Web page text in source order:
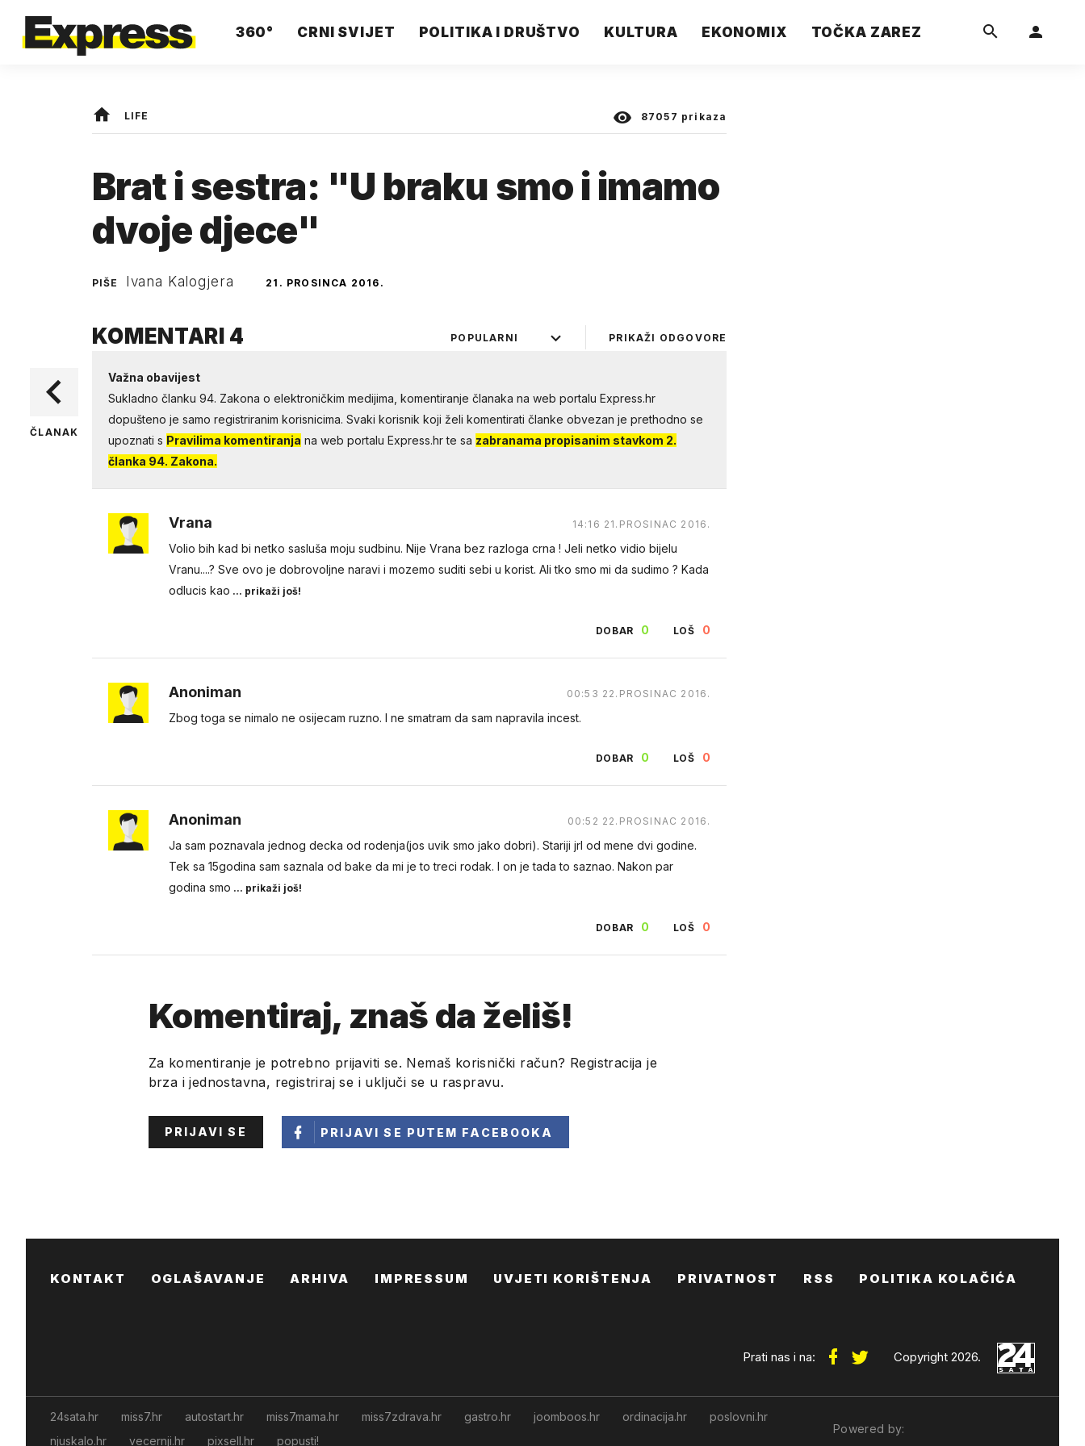
360° CRNI SVIJET POLITIKA I DRUŠTVO KULTURA EKONOMIX TOČKA ZAREZ
LIFE 87057 prikaza
Brat i sestra: "U braku smo i imamo
dvoje djece"
PIŠE Ivana Kalogjera 21. PROSINCA 2016.
ČLANAK
KOMENTARI 4 PRIKAŽI ODGOVORE
POPULARNI
Važna obavijest
Sukladno članku 94. Zakona o elektroničkim medijima, komentiranje članaka na web portalu Express.hr
dopušteno je samo registriranim korisnicima. Svaki korisnik koji želi komentirati članke obvezan je prethodno se
upoznati s Pravilima komentiranja na web portalu Express.hr te sa zabranama propisanim stavkom 2.
članka 94. Zakona.
Vrana 14:16 21.PROSINAC 2016.
Volio bih kad bi netko sasluša moju sudbinu. Nije Vrana bez razloga crna ! Jeli netko vidio bijelu
Vranu....? Sve ovo je dobrovoljne naravi i mozemo suditi sebi u korist. Ali tko smo mi da sudimo ? Kada
odlucis kao ... prikaži još!
DOBAR 0 LOŠ 0
Anoniman 00:53 22.PROSINAC 2016.
Zbog toga se nimalo ne osijecam ruzno. I ne smatram da sam napravila incest.
DOBAR 0 LOŠ 0
Anoniman 00:52 22.PROSINAC 2016.
Ja sam poznavala jednog decka od rodenja(jos uvik smo jako dobri). Stariji jrl od mene dvi godine.
Tek sa 15godina sam saznala od bake da mi je to treci rodak. I on je tada to saznao. Nakon par
godina smo ... prikaži još!
DOBAR 0 LOŠ 0
Komentiraj, znaš da želiš!
Za komentiranje je potrebno prijaviti se. Nemaš korisnički račun? Registracija je
brza i jednostavna, registriraj se i uključi se u raspravu.
PRIJAVI SE PRIJAVI SE PUTEM FACEBOOKA
KONTAKT OGLAŠAVANJE ARHIVA IMPRESSUM UVJETI KORIŠTENJA PRIVATNOST RSS POLITIKA KOLAČIĆA
Prati nas i na: Copyright 2026.
24sata.hr miss7.hr autostart.hr miss7mama.hr miss7zdrava.hr gastro.hr joomboos.hr ordinacija.hr
poslovni.hr
njuskalo.hr
vecernji.hr pixsell.hr popusti!
Powered by: